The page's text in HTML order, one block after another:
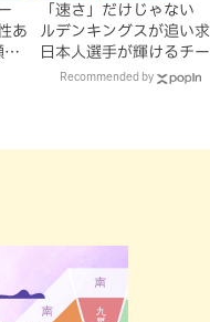
あ
「速さ」だけじゃない
ルデンキングスが追い
日本人選手が輝けるチ
Recommended by